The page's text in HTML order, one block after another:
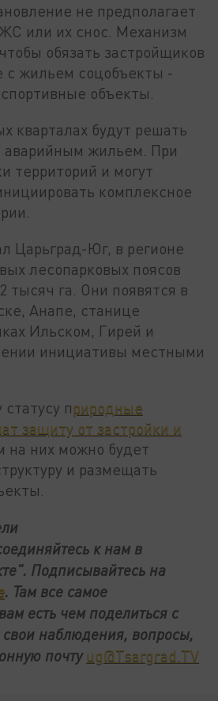
не предполагает
или их снос. Механизм
обязать застройщиков
с жильем соцобъекты -
объекты.
кварталах будут решать
аварийным жильем. При
территорий и могут
комплексное
Царьград-Юг, в регионе
лесопарковых поясов
тысяч га. Они появятся в
Анапе, станице
Ильском, Гирей и
инициативы местными
природные
защиту от застройки и
на них можно будет
и размещать
к нам в
. Подписывайтесь на
. Там все самое
есть чем поделиться с
наблюдения, вопросы,
почтуug@Tsargrad.TV